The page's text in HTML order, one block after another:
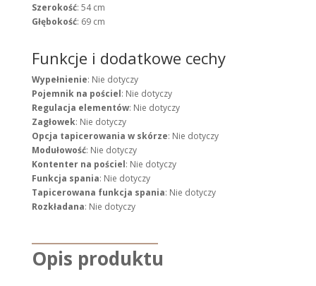
Szerokość: 54 cm
Głębokość: 69 cm
Funkcje i dodatkowe cechy
Wypełnienie: Nie dotyczy
Pojemnik na pościel: Nie dotyczy
Regulacja elementów: Nie dotyczy
Zagłowek: Nie dotyczy
Opcja tapicerowania w skórze: Nie dotyczy
Modułowość: Nie dotyczy
Kontenter na pościel: Nie dotyczy
Funkcja spania: Nie dotyczy
Tapicerowana funkcja spania: Nie dotyczy
Rozkładana: Nie dotyczy
Opis produktu